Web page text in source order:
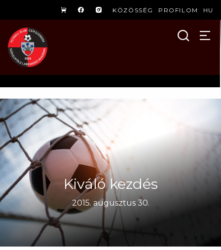
KÖZÖSSÉG PROFILOM HU
Kiváló kezdés
2015. augusztus 30.